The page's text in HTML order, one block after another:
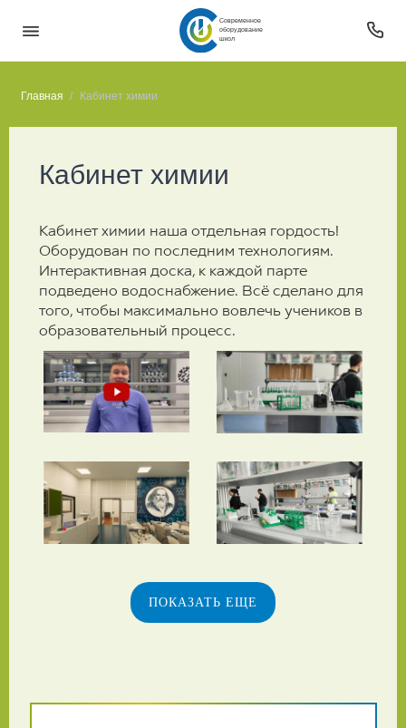
Современное
оборудование
школ
Главная Кабинет химии
Кабинет химии
Кабинет химии наша отдельная гордость!
Оборудован по последним технологиям.
Интерактивная доска, к каждой парте
подведено водоснабжение. Всё сделано для
того, чтобы максимально вовлечь учеников в
образовательный процесс.
ПОКАЗАТЬ ЕЩЕ